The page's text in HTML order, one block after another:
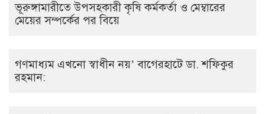
ভূরুঙ্গামারীতে উপসহকারী কৃষি কর্মকর্তা ও মেম্বারের
মেয়ের সম্পর্কের পর বিয়ে
গণমাধ্যম এখনো স্বাধীন নয়’ বাগেরহাটে ডা. শফিকুর
রহমান: